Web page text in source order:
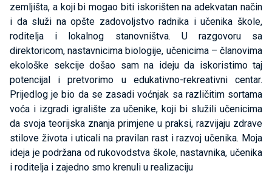
zemljišta, a koji bi mogao biti iskorišten na adekvatan način
i da služi na opšte zadovoljstvo radnika i učenika škole,
roditelja i lokalnog stanovništva. U razgovoru sa
direktoricom, nastavnicima biologije, učenicima – članovima
ekološke sekcije došao sam na ideju da iskoristimo taj
potencijal i pretvorimo u edukativno-rekreativni centar.
Prijedlog je bio da se zasadi voćnjak sa različitim sortama
voća i izgradi igralište za učenike, koji bi služili učenicima
da svoja teorijska znanja primjene u praksi, razvijaju zdrave
stilove života i uticali na pravilan rast i razvoj učenika. Moja
ideja je podržana od rukovodstva škole, nastavnika, učenika
i roditelja i zajedno smo krenuli u realizaciju